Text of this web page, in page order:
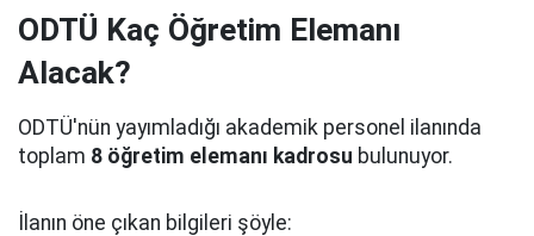
ODTÜ Kaç Öğretim Elemanı
Alacak?
ODTÜ'nün yayımladığı akademik personel ilanında
toplam 8 öğretim elemanı kadrosu bulunuyor.
İlanın öne çıkan bilgileri şöyle: